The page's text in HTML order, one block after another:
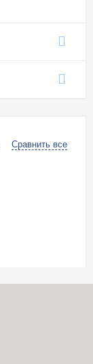
Сравнить все